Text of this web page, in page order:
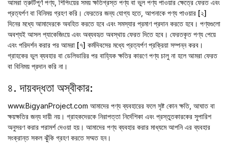
আমরা ত্রুটিপূর্ণ পণ্য, শিপিংয়ের সময় ক্ষতিগ্রস্ত পণ্য বা ভুল পণ্য পাওয়ার ক্ষেত্রে ফেরত এবং
প্রত্যর্পণ বা বিনিময় গ্রহণ করি। ফেরতের জন্য যোগ্য হতে, আপনাকে পণ্য পাওয়ার [২]
দিনের মধ্যে আমাদেরকে অবহিত করতে হবে এবং সমস্যার প্রমাণ প্রদান করতে হবে। পণ্যগুলো
অবশ্যই আসল প্যাকেজিংয়ে এবং অব্যবহৃত অবস্থায় ফেরত দিতে হবে। ফেরতকৃত পণ্য পেয়ে
এবং পরিদর্শন করার পর আমরা [৭] কর্মদিবসের মধ্যে প্রত্যর্পণ প্রক্রিয়া সম্পন্ন করব।
গ্রাহকের ভুল ব্যবহার বা ডেলিভারির পর বাহ্যিক ক্ষতির কারণে পণ্য চালু না হলে আমরা ফেরত
বা বিনিময় প্রদান করি না।
৪. দায়বদ্ধতা অস্বীকার:
www.BigyanProject.com আমাদের পণ্য ব্যবহারের ফলে সৃষ্ট কোন ক্ষতি, আঘাত বা
ক্ষয়ক্ষতির জন্য দায়ী নয়। গ্রাহকদেরকে নিরাপত্তা নির্দেশিকা এবং প্রস্তুতকারকের সুপারিশ
অনুসরণ করার পরামর্শ দেওয়া হয়। আমাদের পণ্য ব্যবহার করার মাধ্যমে আপনি এর ব্যবহার
সংক্রান্ত সকল ঝুঁকি গ্রহণ করতে সম্মত হন।